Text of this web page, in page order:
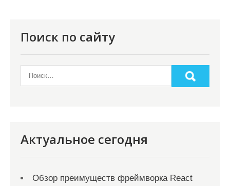
Поиск по сайту
Актуальное сегодня
Обзор преимуществ фреймворка React